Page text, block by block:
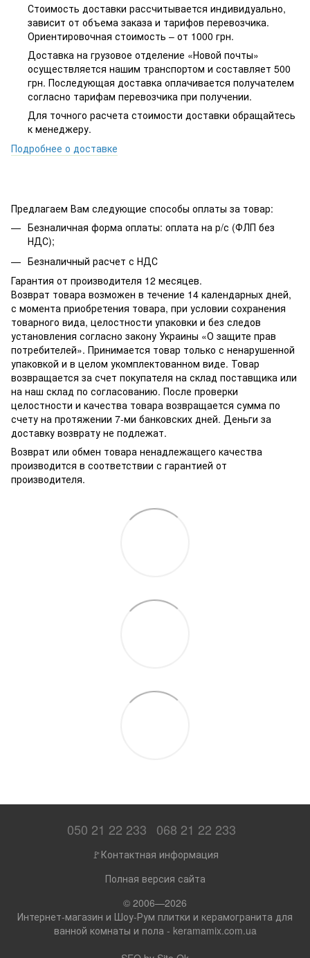
Стоимость доставки рассчитывается индивидуально,
зависит от объема заказа и тарифов перевозчика.
Ориентировочная стоимость – от 1000 грн.
Доставка на грузовое отделение «Новой почты»
осуществляется нашим транспортом и составляет 500
грн. Последующая доставка оплачивается получателем
согласно тарифам перевозчика при получении.
Для точного расчета стоимости доставки обращайтесь
к менеджеру.
Подробнее о доставке
Предлагаем Вам следующие способы оплаты за товар:
Безналичная форма оплаты: оплата на р/с (ФЛП без
НДС);
Безналичный расчет с НДС
Гарантия от производителя 12 месяцев.
Возврат товара возможен в течение 14 календарных дней,
с момента приобретения товара, при условии сохранения
товарного вида, целостности упаковки и без следов
установления согласно закону Украины «О защите прав
потребителей». Принимается товар только с ненарушенной
упаковкой и в целом укомплектованном виде. Товар
возвращается за счет покупателя на склад поставщика или
на наш склад по согласованию. После проверки
целостности и качества товара возвращается сумма по
счету на протяжении 7-ми банковских дней. Деньги за
доставку возврату не подлежат.
Возврат или обмен товара ненадлежащего качества
производится в соответствии с гарантией от
производителя.
050 21 22 233 068 21 22 233
🚩Контактная информация
Полная версия сайта
© 2006—2026
Интернет-магазин и Шоу-Рум плитки и керамогранита для
ванной комнаты и пола - keramamix.com.ua